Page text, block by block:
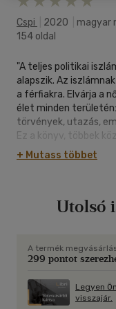
Cspi 2020 magyar
154 oldal
"A teljes politikai
alapszik. Az
a férfiakra. Elvárja a
élet minden
törvények, utazás,
Ez a könyv, többek
családi és hálószobai
tombolt a
Az alapművekben
A rabszolgaság
ember afrikaiakat
a fehér ember
nagykereskedőktől
+ Mutass többet
Utolsó
A termék
299 pontot
Legyen
visszajár.